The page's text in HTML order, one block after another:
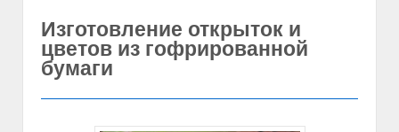
Изготовление открыток и
цветов из гофрированной
бумаги